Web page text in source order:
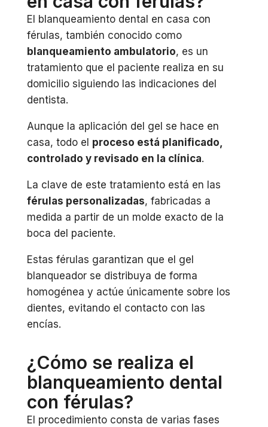
El blanqueamiento dental en casa con
férulas, también conocido como
blanqueamiento ambulatorio, es un
tratamiento que el paciente realiza en su
domicilio siguiendo las indicaciones del
dentista.
Aunque la aplicación del gel se hace en
casa, todo el proceso está planificado,
controlado y revisado en la clínica.
La clave de este tratamiento está en las
férulas personalizadas, fabricadas a
medida a partir de un molde exacto de la
boca del paciente.
Estas férulas garantizan que el gel
blanqueador se distribuya de forma
homogénea y actúe únicamente sobre los
dientes, evitando el contacto con las
encías.
¿Cómo se realiza el
blanqueamiento dental
con férulas?
El procedimiento consta de varias fases